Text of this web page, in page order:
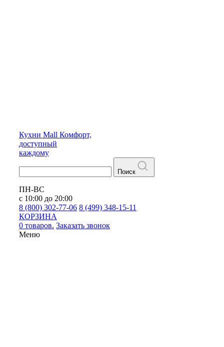
Кухни Mall Комфорт,
доступный
каждому
Поиск
ПН-ВС
с 10:00 до 20:00
8 (800) 302-77-06 8 (499) 348-15-11
КОРЗИНА
0 товаров. Заказать звонок
Меню